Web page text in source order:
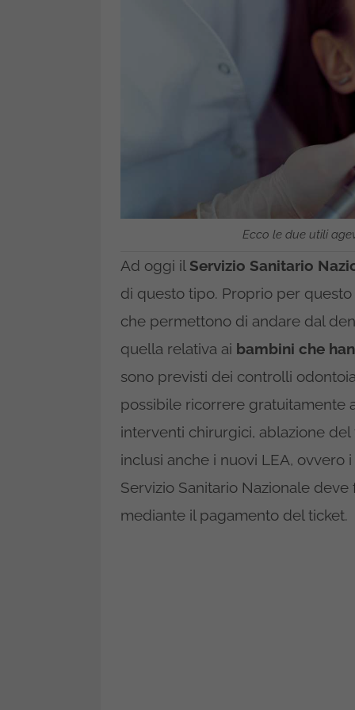
Ecco le due utili
Ad oggi il Servizio Sanitario
di questo tipo. Proprio per
che permettono di andare dal
quella relativa ai bambini che
sono previsti dei controlli
possibile ricorrere gratuitamente
interventi chirurgici, ablazione
inclusi anche i nuovi LEA, ovvero
Servizio Sanitario Nazionale
mediante il pagamento del ticket.